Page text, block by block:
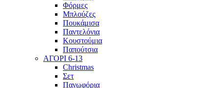
Φόρμες
Μπλούζες
Πουκάμισα
Παντελόνια
Κουστούμια
Παπούτσια
ΑΓΟΡΙ 6-13
Christmas
Σετ
Πανωφόρια